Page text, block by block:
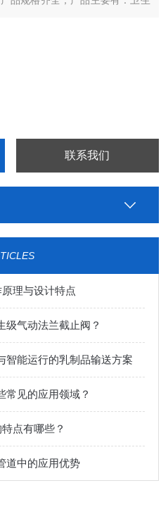
，真空三通，真空大小头，ISO
联系我们
理与设计特点
级气动法兰截止阀？
智能运行的乳制品输送方案
常见的应用领域？
点有哪些？
道中的应用优势